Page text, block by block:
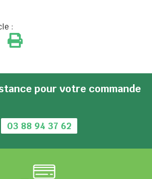
:
pour votre commande
03 88 94 37 62